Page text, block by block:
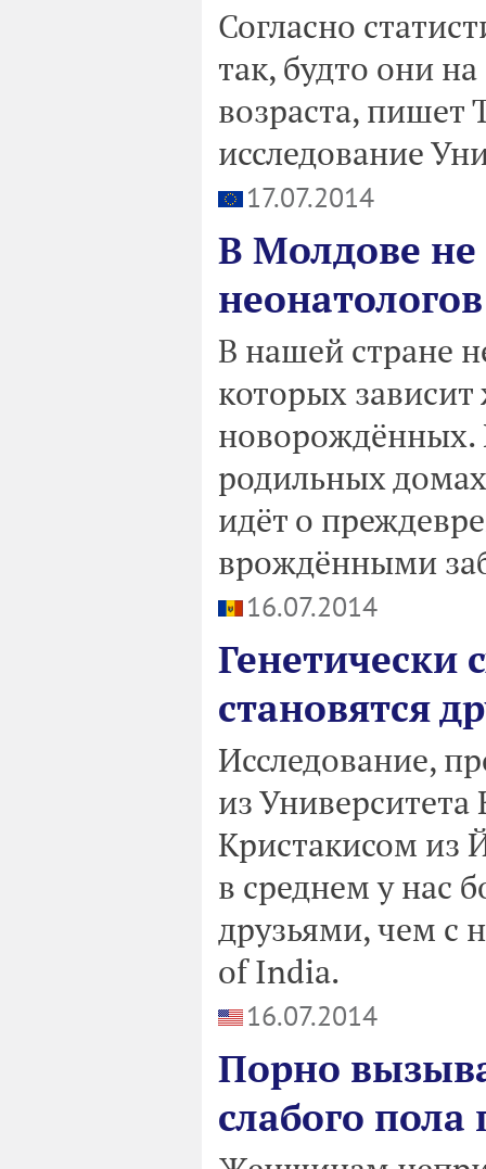
Согласно
так, будто они
возраста, пишет
исследование
17.07.2014
В Молдове не
неонатологов
В нашей стране
которых
новорождённых.
родильных
идёт о
врождёнными
16.07.2014
Генетически
становятся
Исследование,
из
Кристакисом из
в среднем у нас
друзьями, чем с
of India.
16.07.2014
Порно
слабого